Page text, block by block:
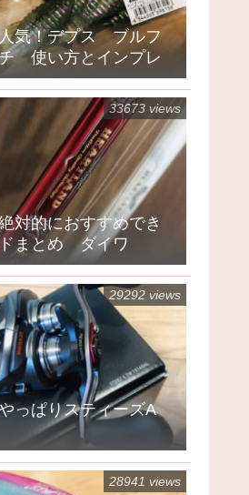
気！デプス ブルフ
使い方とインプレ
対的におすすめでき
まとめ ダイワ
33673 views
っぱりスティーズA
29292 views
28941 views